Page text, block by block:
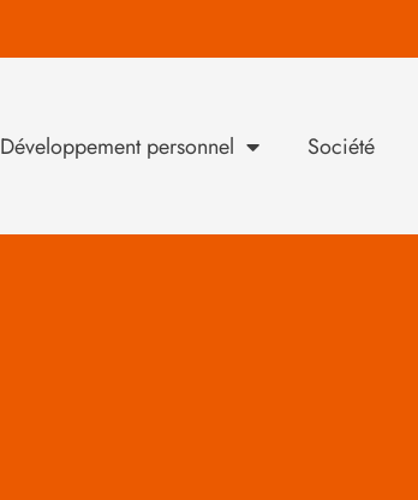
Développement personnel Société